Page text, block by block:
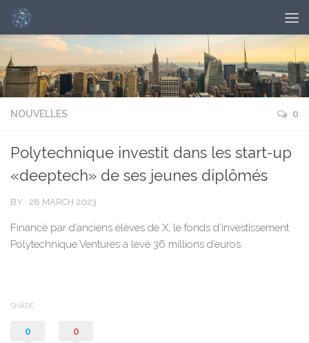
NOUVELLES 0
Polytechnique investit dans les start-up
«deeptech» de ses jeunes diplômés
BY · 28 MARCH 2023
Financé par d’anciens élèves de X, le fonds d’investissement
Polytechnique Ventures a levé 36 millions d’euros.
SHARE
0 0